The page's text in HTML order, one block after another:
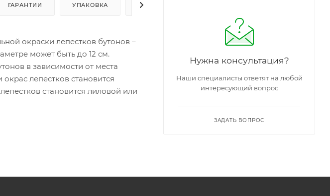
ГАРАНТИИ УПАКОВКА ЗАДАТЬ ВОПРОС
окраски лепестков бутонов –
может быть до 12 см.
в зависимости от места
лепестков становится
становится лиловой или
Нужна консультация?
Наши специалисты ответят на любой
интересующий вопрос
ЗАДАТЬ ВОПРОС